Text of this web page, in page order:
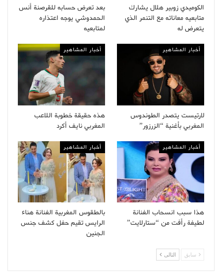
الكوميدي زوبير هلال يشارك
متابعيه معاناته مع التنمر الذي
يتعرض له
بعد تعرض حسابه للقرصنة أنس
الحمدوشي يوجه اعتذاره
لمتابعيه
أخبار المشاهير
لارتيست يتصدر الطوندوس
المغربي بأغنية “الزرزور”
أخبار المشاهير
هذه حقيقة خطوبة اللاعب
المغربي نايف أكرد
أخبار المشاهير
هذا سبب انسحاب الفنانة
لطيفة رأفت من “ستارلايت”
أخبار المشاهير
بالطقوس المغربية الفنانة هناء
الرايس تقيم حفل كشف جنس
الجنين
سابق التالى